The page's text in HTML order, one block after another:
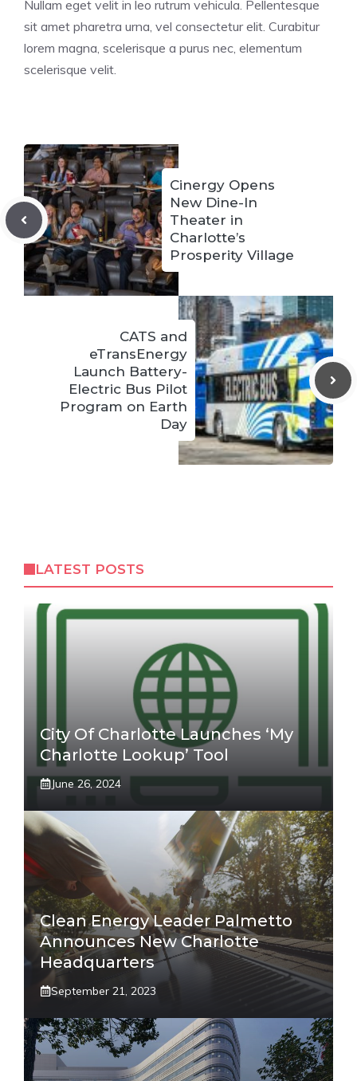
Nullam eget velit in leo rutrum vehicula. Pellentesque
sit amet pharetra urna, vel consectetur elit. Curabitur
lorem magna, scelerisque a purus nec, elementum
scelerisque velit.
Cinergy Opens
New Dine-In
Theater in
Charlotte’s
Prosperity Village
CATS and
eTransEnergy
Launch Battery-
Electric Bus Pilot
Program on Earth
Day
LATEST POSTS
City Of Charlotte Launches ‘My
Charlotte Lookup’ Tool
June 26, 2024
Clean Energy Leader Palmetto
Announces New Charlotte
Headquarters
September 21, 2023